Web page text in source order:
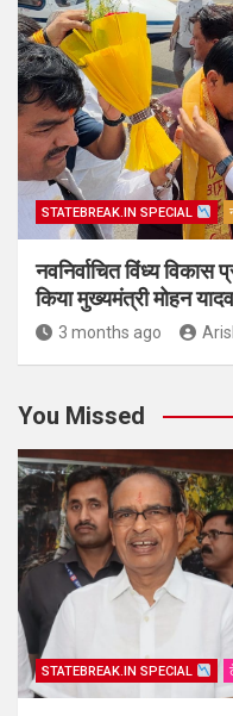
STATEBREAK.IN SPECIAL
नवनिर्वाचित विंध्य विकास
किया मुख्यमंत्री मोहन
3 months ago
You Missed
STATEBREAK.IN SPECIAL